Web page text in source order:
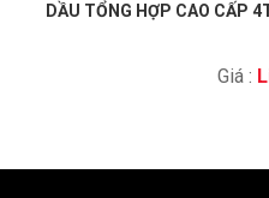
DẦU TỔNG HỢP CAO CẤP
Giá :